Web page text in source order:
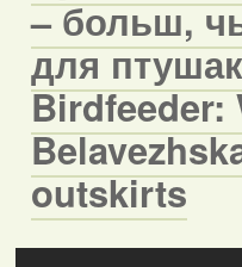
– больш,
для
Birdfeeder:
outskirts